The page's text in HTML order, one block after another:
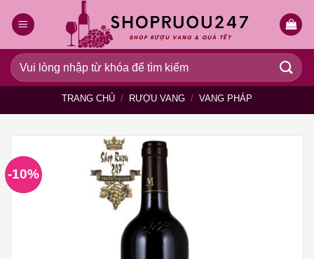
qua
dung
Tìm
kiếm:
TRANG CHỦ / RƯỢU VANG / VANG PHÁP
-10%